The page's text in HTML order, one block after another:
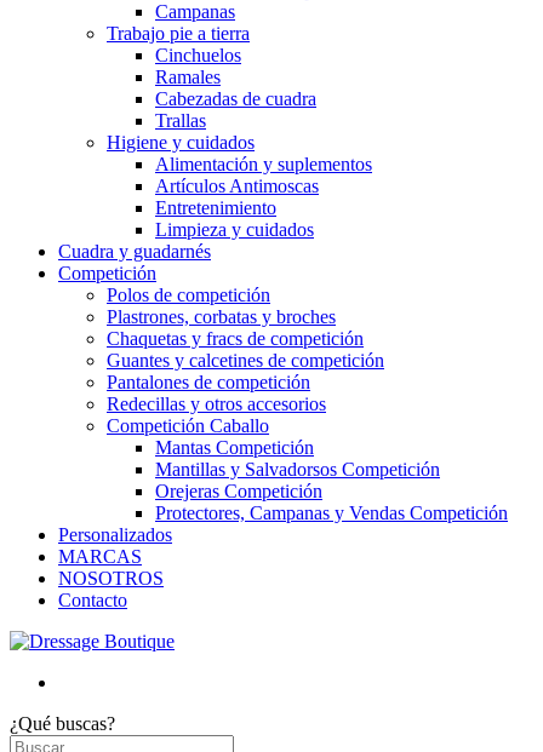
Campanas
Trabajo pie a tierra
Cinchuelos
Ramales
Cabezadas de cuadra
Trallas
Higiene y cuidados
Alimentación y suplementos
Artículos Antimoscas
Entretenimiento
Limpieza y cuidados
Cuadra y guadarnés
Competición
Polos de competición
Plastrones, corbatas y broches
Chaquetas y fracs de competición
Guantes y calcetines de competición
Pantalones de competición
Redecillas y otros accesorios
Competición Caballo
Mantas Competición
Mantillas y Salvadorsos Competición
Orejeras Competición
Protectores, Campanas y Vendas Competición
Personalizados
MARCAS
NOSOTROS
Contacto
¿Qué buscas?